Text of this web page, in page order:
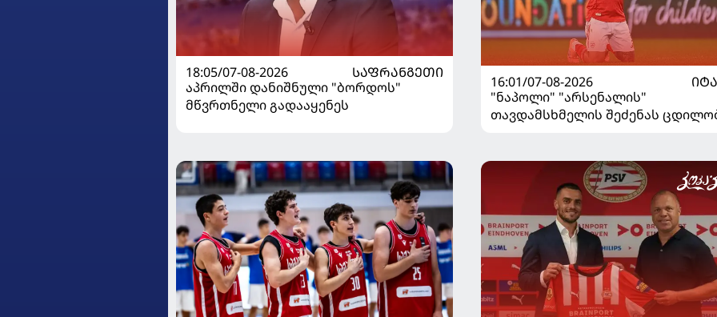
18:05/07-08-2026
ᲡᲐᲤᲠᲐᲜᲒᲔᲗᲘ
აპრილში დანიშნული "ბორდოს"
მწვრთნელი გადააყენეს
16:01/07-08-2026
"ნაპოლი" "არსენალის"
თავდამსხმელის შეძენას